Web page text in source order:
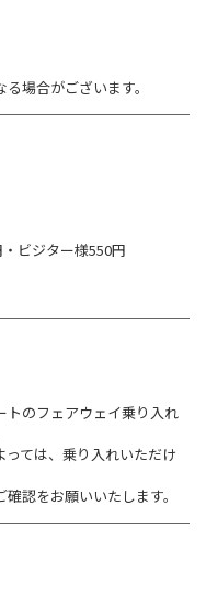
場合がございます。
ビジター様550円
トのフェアウェイ乗り入れ
ては、乗り入れいただけ
認をお願いいたします。